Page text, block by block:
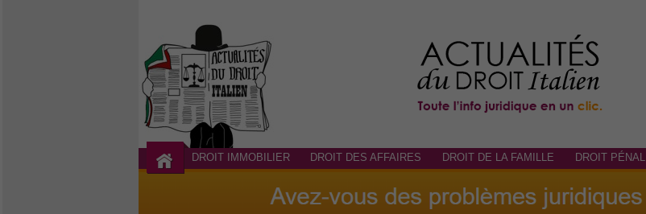
DROIT IMMOBILIER DROIT DES AFFAIRES DROIT DE LA FAMILLE DROIT PÉNAL